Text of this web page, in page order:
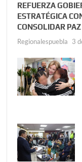
REFUERZA
ESTRATÉGICA
CONSOLIDAR PAZ
Regionalespuebla 3